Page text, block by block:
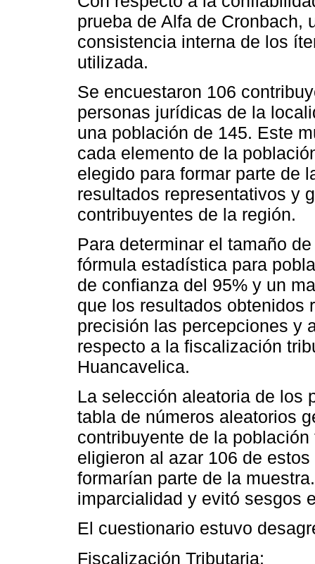
prueba de Alfa de Cronbach,
consistencia interna de los
utilizada.
Se encuestaron 106
personas jurídicas de la
una población de 145. Este
cada elemento de la
elegido para formar parte de
resultados representativos y
contribuyentes de la región.
Para determinar el tamaño
fórmula estadística para
de confianza del 95% y un
que los resultados obtenidos
precisión las percepciones y
respecto a la fiscalización
Huancavelica.
La selección aleatoria de los
tabla de números aleatorios
contribuyente de la
eligieron al azar 106 de
formarían parte de la
imparcialidad y evitó sesgos
El cuestionario estuvo
Fiscalización Tributaria: